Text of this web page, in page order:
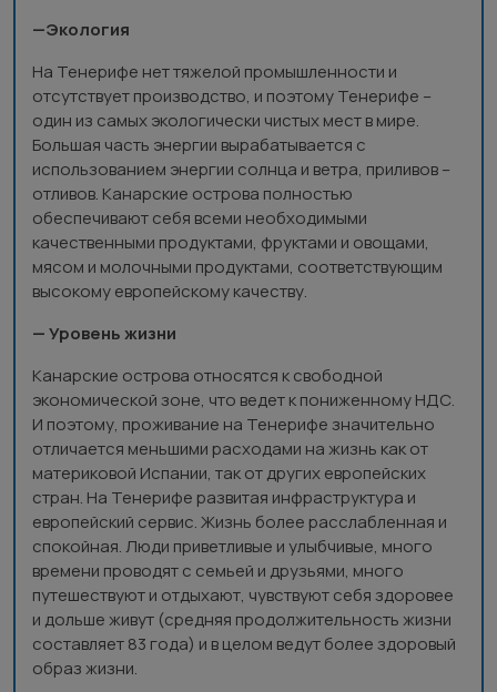
—Экология
На Тенерифе нет тяжелой промышленности и
отсутствует производство, и поэтому Тенерифе –
один из самых экологически чистых мест в мире.
Большая часть энергии вырабатывается с
использованием энергии солнца и ветра, приливов –
отливов. Канарские острова полностью
обеспечивают себя всеми необходимыми
качественными продуктами, фруктами и овощами,
мясом и молочными продуктами, соответствующим
высокому европейскому качеству.
— Уровень жизни
Канарские острова относятся к свободной
экономической зоне, что ведет к пониженному НДС.
И поэтому, проживание на Тенерифе значительно
отличается меньшими расходами на жизнь как от
материковой Испании, так от других европейских
стран. На Тенерифе развитая инфраструктура и
европейский сервис. Жизнь более расслабленная и
спокойная. Люди приветливые и улыбчивые, много
времени проводят с семьей и друзьями, много
путешествуют и отдыхают, чувствуют себя здоровее
и дольше живут (средняя продолжительность жизни
составляет 83 года) и в целом ведут более здоровый
образ жизни.